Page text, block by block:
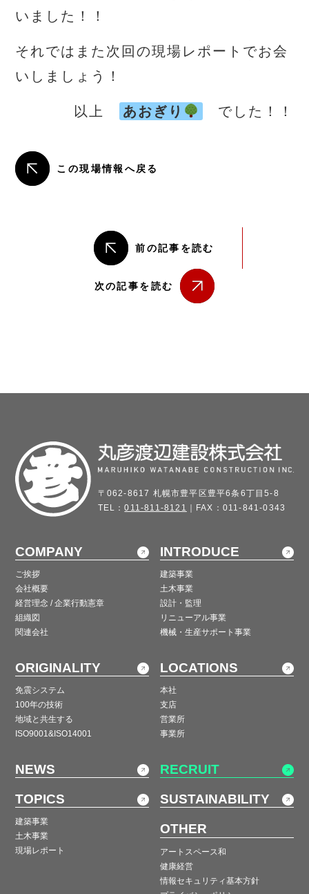
いました！！
それではまた次回の現場レポートでお会
いしましょう！
以上 あおぎり でした！！
この現場情報へ戻る
前の記事を読む
次の記事を読む
〒062-8617 札幌市豊平区豊平6条6丁目5-8
TEL：011-811-8121 ｜FAX：011-841-0343
COMPANY
ご挨拶
会社概要
経営理念 / 企業行動憲章
組織図
関連会社
INTRODUCE
建築事業
土木事業
設計・監理
リニューアル事業
機械・生産サポート事業
ORIGINALITY
免震システム
100年の技術
地域と共生する
ISO9001&ISO14001
LOCATIONS
本社
支店
営業所
事業所
NEWS
TOPICS
建築事業
土木事業
現場レポート
RECRUIT
SUSTAINABILITY
OTHER
アートスペース和
健康経営
情報セキュリティ基本方針